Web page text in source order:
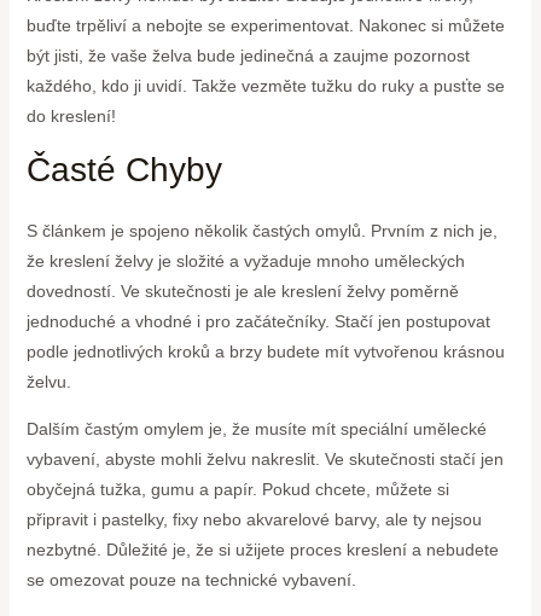
buďte trpěliví a nebojte se experimentovat. Nakonec si můžete
být jisti, že vaše želva bude jedinečná a zaujme pozornost
každého, kdo ji uvidí. Takže vezměte tužku do ruky a pusťte se
do kreslení!
Časté Chyby
S článkem je spojeno několik častých omylů. Prvním z nich je,
že kreslení želvy je složité a vyžaduje mnoho uměleckých
dovedností. Ve skutečnosti je ale kreslení želvy poměrně
jednoduché a vhodné i pro začátečníky. Stačí jen postupovat
podle jednotlivých kroků a brzy budete mít vytvořenou krásnou
želvu.
Dalším častým omylem je, že musíte mít speciální umělecké
vybavení, abyste mohli želvu nakreslit. Ve skutečnosti stačí jen
obyčejná tužka, gumu a papír. Pokud chcete, můžete si
připravit i pastelky, fixy nebo akvarelové barvy, ale ty nejsou
nezbytné. Důležité je, že si užijete proces kreslení a nebudete
se omezovat pouze na technické vybavení.